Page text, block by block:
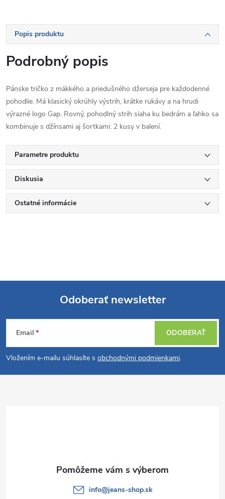
Popis produktu
Podrobný popis
Pánske tričko z mäkkého a priedušného džerseja pre každodenné
pohodlie. Má klasický okrúhly výstrih, krátke rukávy a na hrudi
výrazné logo Gap. Rovný, pohodlný strih siaha ku bedrám a ľahko sa
kombinuje s džínsami aj šortkami. 2 kusy v balení.
Parametre produktu
Diskusia
Ostatné informácie
Z
á
p
Odoberať newsletter
Email
Vložením e-mailu súhlasíte s obchodnými podmienkami.
ODOBERAŤ
info@jeans-shop.sk